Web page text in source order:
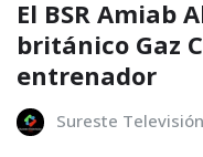
El BSR Amiab
británico Gaz
entrenador
Sureste Televisión